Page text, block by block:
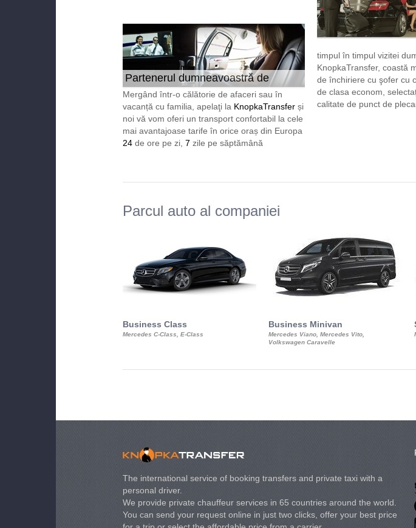
Partenerul dumneavoastră de
încredere în Europa 24/7
Mergând într-o călătorie de afaceri sau în
vacanță cu familia, apelaţi la KnopkaTransfer și
noi vă vom oferi un transport confortabil la cele
mai avantajoase tarife în orice oraș din Europa
24 de ore pe zi, 7 zile pe săptămână
timpul în timpul vizitei
KnopkaTransfer, coastă
de închiriere cu şofer cu
de clasa econom,
calitate de punct de
Parcul auto al companiei
Business Class
Mercedes C-Class, E-Class
Business Minivan
Mercedes Viano, Mercedes Vito,
Volkswagen Caravelle
The international service of booking transfers and private taxi with a
personal driver.
We provide private chauffeur services in 65 countries around the world.
You can send your request online in just two clicks, offer your best price